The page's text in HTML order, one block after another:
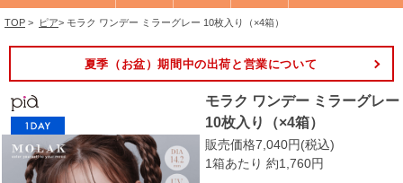
TOP > ピア> モラク ワンデー ミラーグレー 10枚入り（×4箱）
夏季（お盆）期間中の出荷と営業について
モラク ワンデー ミラーグレー
10枚入り（×4箱）
販売価格7,040円(税込)
1箱あたり 約1,760円